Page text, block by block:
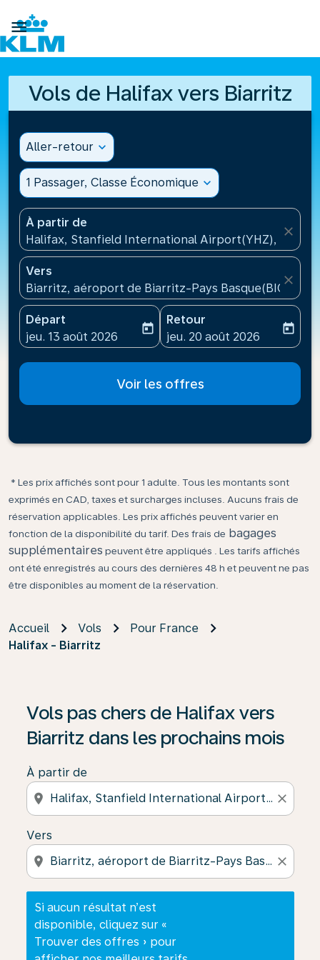

Vols de Halifax vers Biarritz
Aller-retour expand_more
1 Passager, Classe Économique expand_more
À partir de
Halifax, Stanfield International Airport(YHZ),
close
Vers
Biarritz, aéroport de Biarritz-Pays Basque(BIQ),
close
Départ
fc-booking-departure-date-aria-label
jeu. 13 août 2026
today
Retour
fc-booking-return-date-
jeu. 20 août 2026
today
Voir les offres
* Les prix affichés sont pour 1 adulte. Tous les montants sont
exprimés en CAD, taxes et surcharges incluses. Aucuns frais de
réservation applicables. Les prix affichés peuvent varier en
fonction de la disponibilité du tarif. Des frais de bagages
supplémentaires peuvent être appliqués . Les tarifs affichés
ont été enregistrés au cours des dernières 48 h et peuvent ne pas
être disponibles au moment de la réservation.
Accueil Vols
Pour France
Halifax - Biarritz
Vols pas chers de Halifax vers
Biarritz dans les prochains mois
À partir de
location_on close
Vers
location_on close
Si aucun résultat n’est
disponible, cliquez sur «
Trouver des offres » pour
Si aucun résultat n’est disponible, cliquez sur «